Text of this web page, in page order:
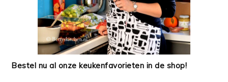
Bestel nu al onze keukenfavorieten in de shop!